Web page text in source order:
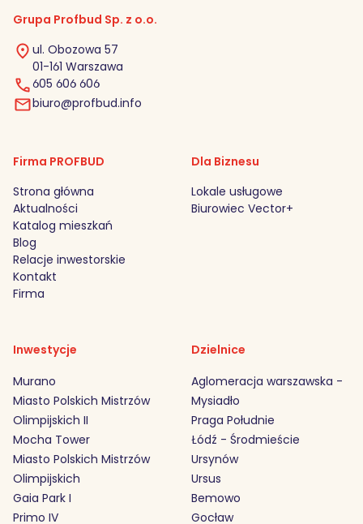
Grupa Profbud Sp. z o.o.
ul. Obozowa 57
01-161 Warszawa
605 606 606
biuro@profbud.info
Firma PROFBUD
Strona główna
Aktualności
Katalog mieszkań
Blog
Relacje inwestorskie
Kontakt
Firma
Dla Biznesu
Lokale usługowe
Biurowiec Vector+
Inwestycje
Murano
Miasto Polskich Mistrzów
Olimpijskich II
Mocha Tower
Miasto Polskich Mistrzów
Olimpijskich
Gaia Park I
Primo IV
Dzielnice
Aglomeracja warszawska -
Mysiadło
Praga Południe
Łódź - Środmieście
Ursynów
Ursus
Bemowo
Gocław